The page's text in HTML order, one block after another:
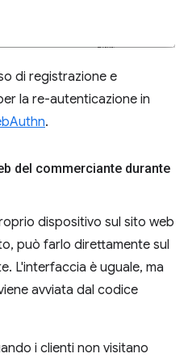
di registrazione e
la re-autenticazione in
.
del commerciante durante
dispositivo sul sito web
può farlo direttamente sul
L'interfaccia è uguale, ma
avviata dal codice
i clienti non visitano